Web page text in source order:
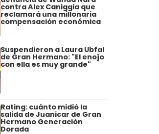
contra Alex Caniggia que
reclamará una millonaria
compensación económica
Suspendieron a Laura Ubfal
de Gran Hermano: "El enojo
con ella es muy grande"
Rating: cuánto midió la
salida de Juanicar de Gran
Hermano Generación
Dorada